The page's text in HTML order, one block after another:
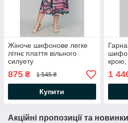
Жіноче шифонове легке
літнє плаття вільного
силуету
875 ₴ 1 545 ₴
Купити
Гарна
крою,
1
Акційні пропозиції та новинки